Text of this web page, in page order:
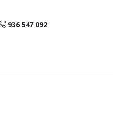
936 547 092